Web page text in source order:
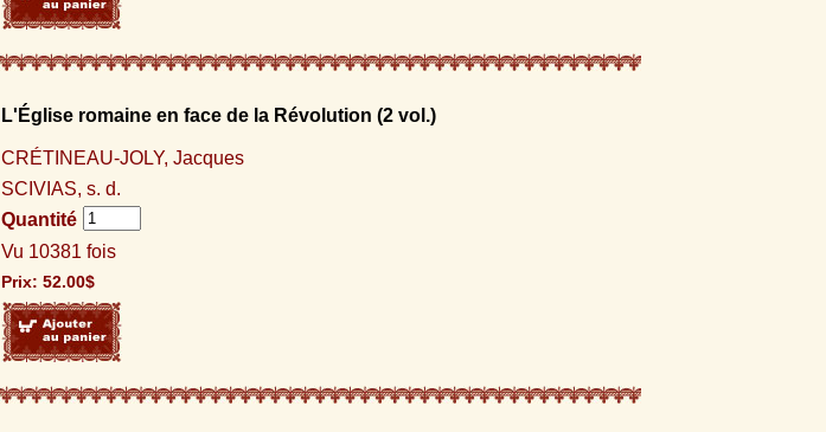
L'Église romaine en face de la Révolution (2 vol.)
CRÉTINEAU-JOLY, Jacques
SCIVIAS, s. d.
Quantité
Vu 10381 fois
Prix: 52.00$